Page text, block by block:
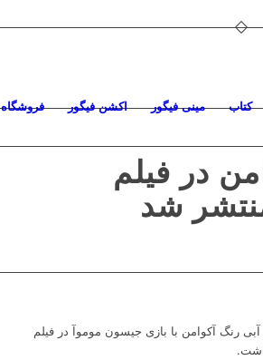
فروشگاه اکشن فیگور مینی فیگور کتاب
در فیلم
رنگ آکوامن با بازی جیسون موموآ در فیلم